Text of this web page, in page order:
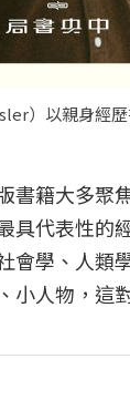
）以親身經
籍大多
代表性的
學、人
人物，這